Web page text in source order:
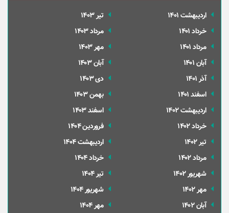
ارديبهشت 1401
خرداد 1401
مرداد 1401
آبان 1401
آذر 1401
اسفند 1401
ارديبهشت 1402
خرداد 1402
تير 1402
مرداد 1402
شهریور 1402
مهر 1402
آبان 1402
تير 1403
مرداد 1403
مهر 1403
آبان 1403
دی 1403
بهمن 1403
اسفند 1403
فروردین 1404
ارديبهشت 1404
خرداد 1404
تير 1404
شهریور 1404
مهر 1404